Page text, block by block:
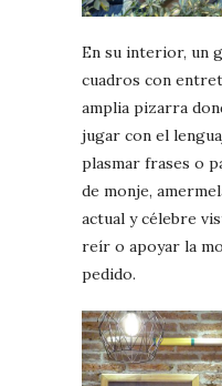
En su interior, un
cuadros con
amplia pizarra
jugar con el
plasmar frases o
de monje,
actual y célebre
reír o apoyar la
pedido.